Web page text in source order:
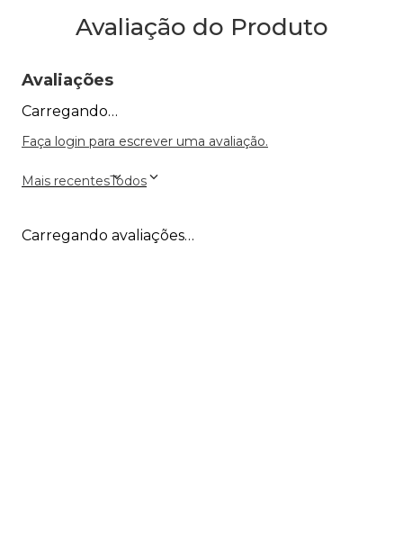
Avaliação do Produto
Avaliações
Carregando…
Faça login para escrever uma avaliação.
Mais recentesTodos
Carregando avaliações…